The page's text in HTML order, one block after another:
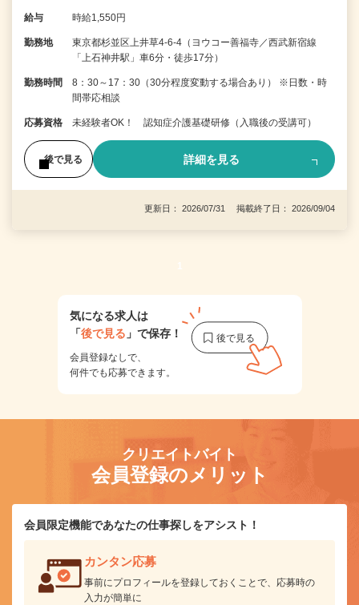
給与 時給1,550円
勤務地
東京都杉並区上井草4-6-4（ヨウコー善福寺／西武新宿線
「上石神井駅」車6分・徒歩17分）
勤務時間
8：30～17：30（30分程度変動する場合あり） ※日数・時
間帯応相談
応募資格 未経験者OK！ 認知症介護基礎研修（入職後の受講可）
後で見る 詳細を見る
更新日： 2026/07/31 掲載終了日： 2026/09/04
1
気になる求人は
「後で見る 」で保存！
会員登録なしで、
何件でも応募できます。
クリエイトバイト
会員登録のメリット
会員限定機能であなたの仕事探しをアシスト！
カンタン応募
事前にプロフィールを登録しておくことで、応募時の
入力が簡単に